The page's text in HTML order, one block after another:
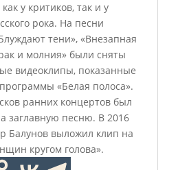
у критиков, так и у
рока. На песни
тени», «Внезапная
и молния» были сняты
видеоклипы, показанные
«Белая полоса».
ранних концертов был
заглавную песню. В 2016
Балунов выложил клип на
кругом голова».